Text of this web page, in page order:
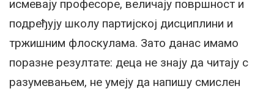
исмевају професоре, величају површност и
подређују школу партијској дисциплини и
тржишним флоскулама. Зато данас имамо
поразне резултате: деца не знају да читају с
разумевањем, не умеју да напишу смислен